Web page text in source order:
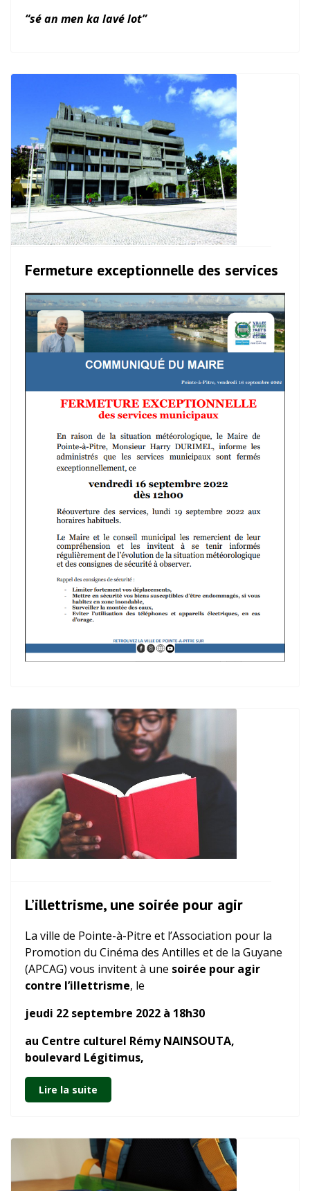
“sé an men ka lavé lot”
Fermeture exceptionnelle des services
L’illettrisme, une soirée pour agir
La ville de Pointe-à-Pitre et l’Association pour la
Promotion du Cinéma des Antilles et de la Guyane
(APCAG) vous invitent à une soirée pour agir
contre l’illettrisme, le
jeudi 22 septembre 2022 à 18h30
au Centre culturel Rémy NAINSOUTA,
boulevard Légitimus,
Lire la suite